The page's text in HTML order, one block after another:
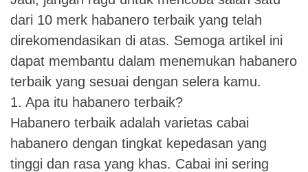
dari 10 merk habanero terbaik yang telah
direkomendasikan di atas. Semoga artikel ini
dapat membantu dalam menemukan habanero
terbaik yang sesuai dengan selera kamu.
1. Apa itu habanero terbaik?
Habanero terbaik adalah varietas cabai
habanero dengan tingkat kepedasan yang
tinggi dan rasa yang khas. Cabai ini sering